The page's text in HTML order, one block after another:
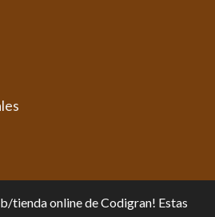
tienda online de Codigran! Estas